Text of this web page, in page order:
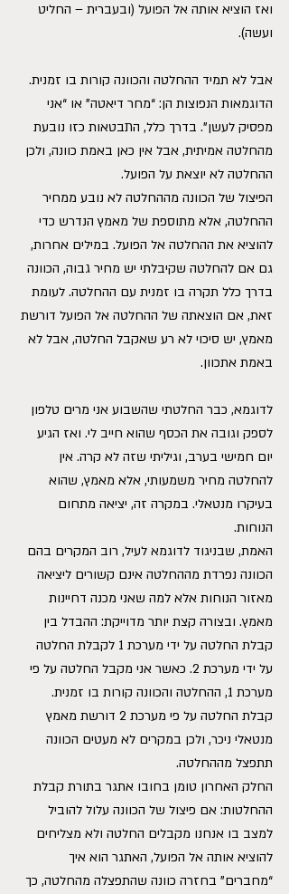
ואז הוציא אותה אל הפועל (ובעברית – החליט
ועשה).
אבל לא תמיד ההחלטה והכוונה קורות בו זמנית.
הדוגמאות הנפוצות הן: “מחר דיאטה” או “אני
מפסיק לעשן”. בדרך כלל, התבטאות כזו נובעת
מהחלטה אמיתית, אבל אין כאן באמת כוונה, ולכן
ההחלטה לא יוצאת על הפועל.
הפיצול של הכוונה מההחלטה לא נובע ממחיר
ההחלטה, אלא מתוספת של מאמץ הנדרש כדי
להוציא את ההחלטה אל הפועל. במילים אחרות,
גם אם להחלטה שקיבלתי יש מחיר גבוה, הכוונה
בדרך כלל תקרה בו זמנית עם ההחלטה. לעומת
זאת, אם הוצאתה של ההחלטה אל הפועל דורשת
מאמץ, יש סיכוי לא רע שאקבל החלטה, אבל לא
באמת אתכוון.
לדוגמא, כבר החלטתי שהשבוע אני מרים טלפון
לספק וגובה את הכסף שהוא חייב לי. ואז הגיע
יום חמישי בערב, וגיליתי שזה לא קרה. אין
להחלטה מחיר משמעותי, אלא מאמץ, שהוא
בעיקרו מנטאלי. במקרה זה, יציאה מתחום
הנוחות.
האמת, שבניגוד לדוגמא לעיל, רוב המקרים בהם
הכוונה נפרדת מההחלטה אינם קשורים ליציאה
מאזור הנוחות אלא למה שאני מכנה דחיינות
מאמץ. ובצורה קצת יותר מדוייקת: ההבדל בין
קבלת החלטה על ידי מערכת 1 לקבלת החלטה
על ידי מערכת 2. כאשר אני מקבל החלטה על פי
מערכת 1, ההחלטה והכוונה קורות בו זמנית.
קבלת החלטה על פי מערכת 2 דורשת מאמץ
מנטאלי ניכר, ולכן במקרים לא מעטים הכוונה
תתפצל מההחלטה.
החלק האחרון טומן בחובו אתגר בתורת קבלת
ההחלטות: אם פיצול של הכוונה עלול להוביל
למצב בו אנחנו מקבלים החלטה ולא מצליחים
להוציא אותה אל הפועל, האתגר הוא איך
“מחברים” בחזרה כוונה שהתפצלה מהחלטה, כך